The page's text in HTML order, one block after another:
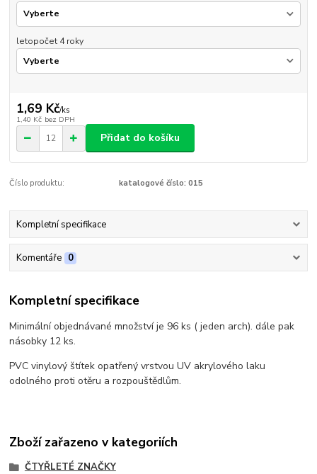
letopočet 4 roky
1,69 Kč/ks
1,40 Kč bez DPH
Přidat do košíku
Číslo produktu: katalogové číslo: 015
Kompletní specifikace
Komentáře 0
Kompletní specifikace
Minimální objednávané množství je 96 ks ( jeden arch). dále pak
násobky 12 ks.
PVC vinylový štítek opatřený vrstvou UV akrylového laku
odolného proti otěru a rozpouštědlům.
Zboží zařazeno v kategoriích
ČTYŘLETÉ ZNAČKY